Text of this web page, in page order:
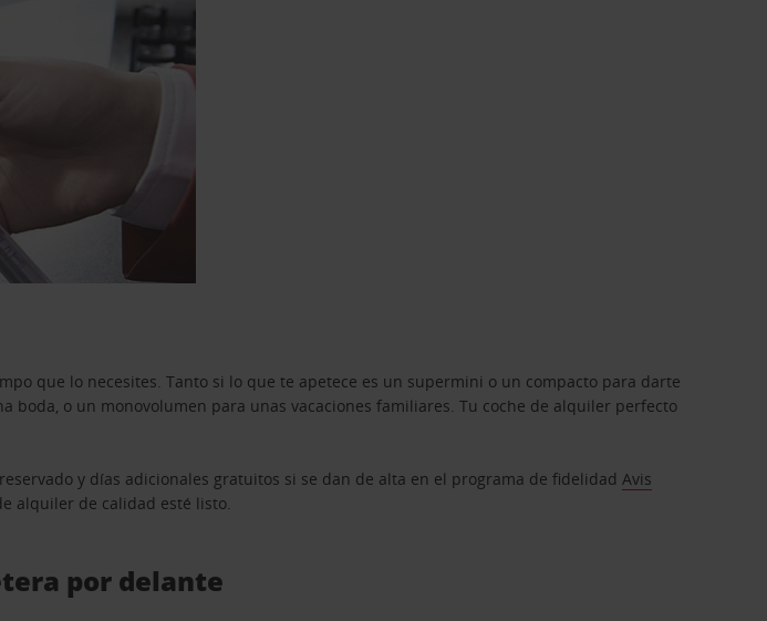
que lo necesites. Tanto si lo que te apetece es un supermini o un compacto para darte
boda, o un monovolumen para unas vacaciones familiares. Tu coche de alquiler perfecto
y días adicionales gratuitos si se dan de alta en el programa de fidelidadAvis
alquiler de calidad esté listo.
por delante